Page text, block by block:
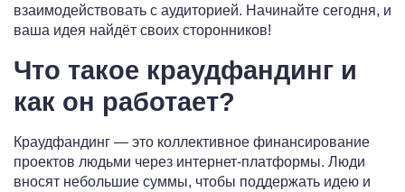
взаимодействовать с аудиторией. Начинайте сегодня, и
ваша идея найдёт своих сторонников!
Что такое краудфандинг и
как он работает?
Краудфандинг — это коллективное финансирование
проектов людьми через интернет-платформы. Люди
вносят небольшие суммы, чтобы поддержать идею и